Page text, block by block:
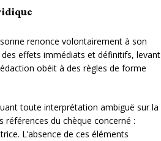
renonce volontairement à son
effets immédiats et définitifs, levant
obéit à des règles de forme
toute interprétation ambiguë sur la
du chèque concerné :
L’absence de ces éléments